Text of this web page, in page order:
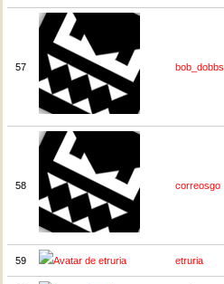
57 bob_dobbs
58 correosgo
59 etruria